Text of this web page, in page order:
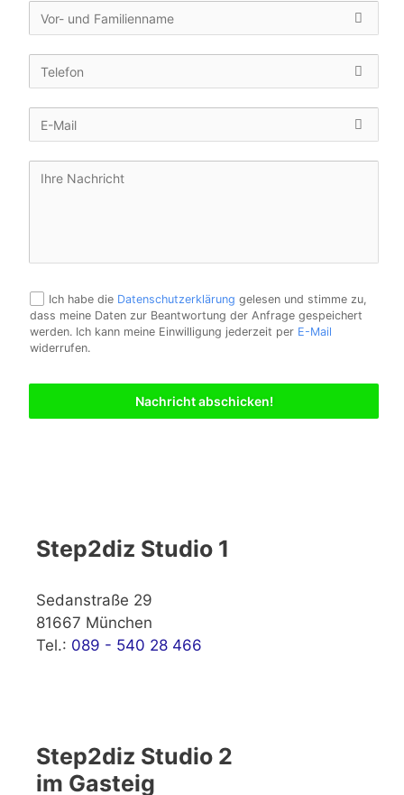
Ich habe die Datenschutzerklärung gelesen und stimme zu,
dass meine Daten zur Beantwortung der Anfrage gespeichert
werden. Ich kann meine Einwilligung jederzeit per E-Mail
widerrufen.
Nachricht abschicken!
Step2diz Studio 1
Sedanstraße 29
81667 München
Tel.: 089 - 540 28 466
Step2diz Studio 2
im Gasteig